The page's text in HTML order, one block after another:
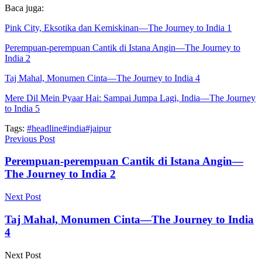
Baca juga:
Pink City, Eksotika dan Kemiskinan—The Journey to India 1
Perempuan-perempuan Cantik di Istana Angin—The Journey to
India 2
Taj Mahal, Monumen Cinta—The Journey to India 4
Mere Dil Mein Pyaar Hai: Sampai Jumpa Lagi, India—The Journey
to India 5
Tags: #headline#india#jaipur
Previous Post
Perempuan-perempuan Cantik di Istana Angin—
The Journey to India 2
Next Post
Taj Mahal, Monumen Cinta—The Journey to India
4
Next Post